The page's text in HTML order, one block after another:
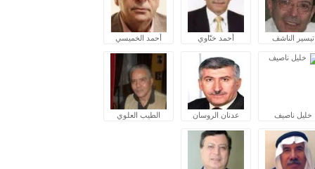
تيسير الناشف أحمد ختّاوي أحمد الخميسي
خليل ناصيف عدنان الروسان الطيب العلوي